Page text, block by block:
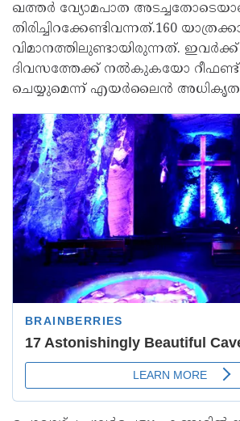
ഖത്തർ വ്യോമപാത
തിരിച്ചിറക്കേണ്ടിവന്നത്.160
വിമാനത്തിലുണ്ടായിരുന്നത്. ഇവർക്ക്
ദിവസത്തേക്ക് നൽകുകയോ
ചെയ്യുമെന്ന് എയർലൈൻ അധികൃതർ